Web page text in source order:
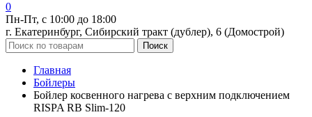
0
Пн-Пт, с 10:00 до 18:00
г. Екатеринбург, Сибирский тракт (дублер), 6 (Домострой)
Поиск
Главная
Бойлеры
Бойлер косвенного нагрева с верхним подключением
RISPA RB Slim-120